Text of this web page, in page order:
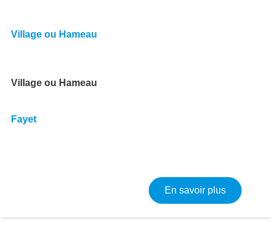
Village ou Hameau
Village ou Hameau
Fayet
En savoir plussur